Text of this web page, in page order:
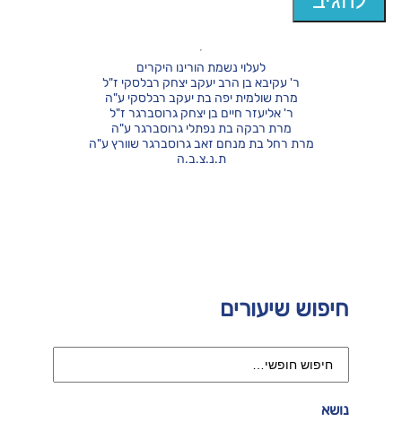
חיפוש שיעורים
נושא
לעלוי נשמת הורינו היקרים
ר' עקיבא בן הרב יעקב יצחק רבלסקי ז"ל
מרת שולמית יפה בת יעקב רבלסקי ע"ה
ר' אליעזר חיים בן יצחק גרוסברגר ז"ל
מרת רבקה בת נפתלי גרוסברגר ע"ה
מרת רחל בת מנחם זאב גרוסברגר שוורץ ע"ה
ת.נ.צ.ב.ה